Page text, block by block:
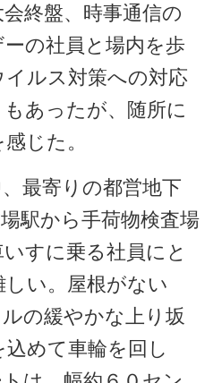
終盤、時事通信の
の社員と場内を歩
ルス対策への対応
あったが、随所に
じた。
最寄りの都営地下
駅から手荷物検査場
すに乗る社員にと
い。屋根がない
の緩やかな上り坂
めて車輪を回し